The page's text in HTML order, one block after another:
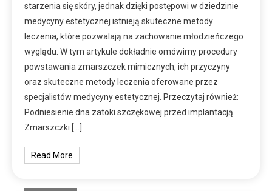
starzenia się skóry, jednak dzięki postępowi w dziedzinie
medycyny estetycznej istnieją skuteczne metody
leczenia, które pozwalają na zachowanie młodzieńczego
wyglądu. W tym artykule dokładnie omówimy procedury
powstawania zmarszczek mimicznych, ich przyczyny
oraz skuteczne metody leczenia oferowane przez
specjalistów medycyny estetycznej. Przeczytaj również:
Podniesienie dna zatoki szczękowej przed implantacją
Zmarszczki […]
Read More